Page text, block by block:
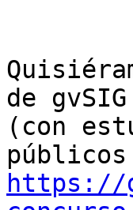
de
(con
https://